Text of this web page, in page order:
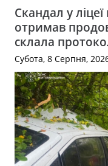
Скандал у
отримав
склала
Субота, 8 Серпня,